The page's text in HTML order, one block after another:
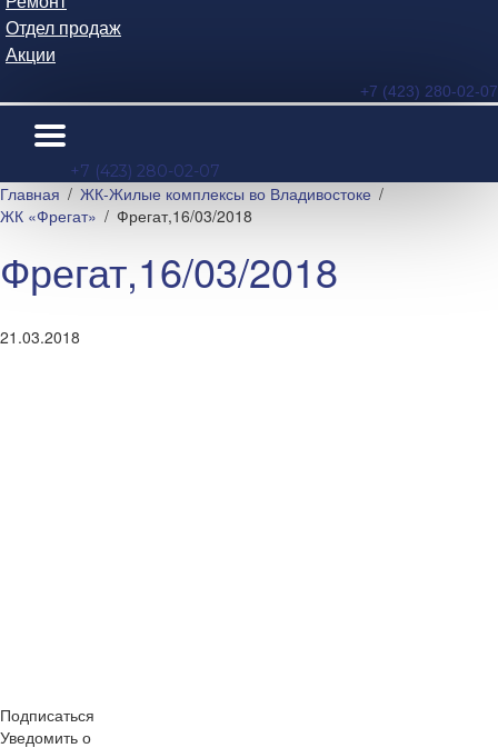
Отдел продаж
Акции
+7 (423) 280-02-07
+7 (423) 280-02-07
Главная
ЖК-Жилые комплексы во Владивостоке
ЖК «Фрегат»
Фрегат,16/03/2018
Фрегат,16/03/2018
21.03.2018
Подписаться
Уведомить о